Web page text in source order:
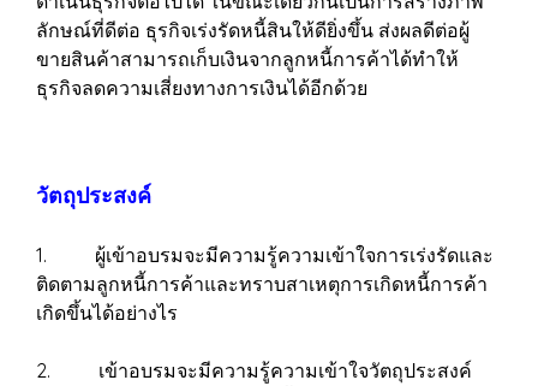
ลักษณ์ที่ดีต่อ ธุรกิจเร่งรัดหนี้สินให้ดียิ่งขึ้น ส่งผลดีต่อผู้
ขายสินค้าสามารถเก็บเงินจากลูกหนี้การค้าได้ทำให้
ธุรกิจลดความเสี่ยงทางการเงินได้อีกด้วย
วัตถุประสงค์
1. ผู้เข้าอบรมจะมีความรู้ความเข้าใจการเร่งรัดและ
ติดตามลูกหนี้การค้าและทราบสาเหตุการเกิดหนี้การค้า
เกิดขึ้นได้อย่างไร
2. เข้าอบรมจะมีความรู้ความเข้าใจวัตถุประสงค์